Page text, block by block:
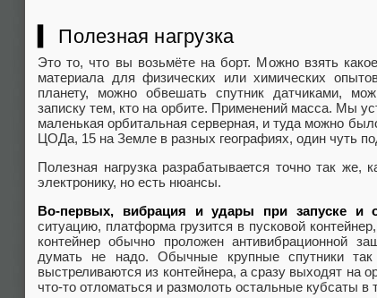
▍ Полезная нагрузка
Это то, что вы возьмёте на борт. Можно взять
материала для физических или химических
планету, можно обвешать спутник датчиками,
записку тем, кто на орбите. Применений масса. Мы
маленькая орбитальная серверная, и туда можно
ЦОДа, 15 на Земле в разных географиях, один чуть
Полезная нагрузка разрабатывается точно так же,
электронику, но есть нюансы.
Во-первых, вибрация и удары при запуске и
ситуацию, платформа грузится в пусковой
контейнер обычно проложен антивибрационной
думать не надо. Обычные крупные спутники
выстреливаются из контейнера, а сразу выходят на
что-то отломаться и размолоть остальные кубсаты